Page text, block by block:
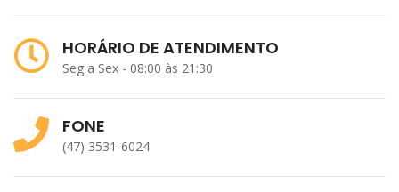
HORÁRIO DE ATENDIMENTO
Seg a Sex - 08:00 às 21:30
FONE
(47) 3531-6024